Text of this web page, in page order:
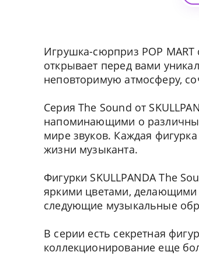
Игрушка-сюрприз POP MART
открывает перед вами
неповторимую атмосферу,
Серия The Sound от
напоминающими о
мире звуков. Каждая
жизни музыканта.
Фигурки SKULLPANDA The
яркими цветами, делающими
следующие музыкальные
В серии есть секретная
коллекционирование еще